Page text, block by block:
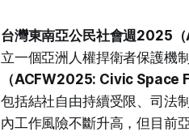
台灣東南亞公民社會週2025
立一個亞洲人權捍衛者保護機
（ACFW2025: Civic Space
包括結社自由持續受限、司法
內工作風險不斷升高，但目前